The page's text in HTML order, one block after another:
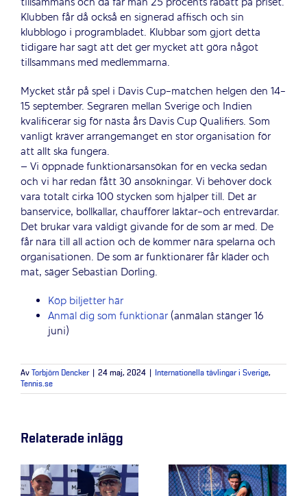
Klubben får då också en signerad affisch och sin
klubblogo i programbladet. Klubbar som gjort detta
tidigare har sagt att det ger mycket att göra något
tillsammans med medlemmarna.
Mycket står på spel i Davis Cup-matchen helgen den 14-
15 september. Segraren mellan Sverige och Indien
kvalificerar sig för nästa års Davis Cup Qualifiers. Som
vanligt kräver arrangemanget en stor organisation för
att allt ska fungera.
– Vi öppnade funktionärsansökan för en vecka sedan
och vi har redan fått 30 ansökningar. Vi behöver dock
vara totalt cirka 100 stycken som hjälper till. Det är
banservice, bollkallar, chaufförer läktar-och entrevärdar.
Det brukar vara väldigt givande för de som är med. De
får nära till all action och de kommer nära spelarna och
organisationen. De som är funktionärer får kläder och
mat, säger Sebastian Dorling.
Köp biljetter här
Anmäl dig som funktionär(anmälan stänger 16
juni)
Av Torbjörn Dencker 24 maj, 2024 Internationella tävlingar i Sverige,
Tennis.se
Relaterade inlägg